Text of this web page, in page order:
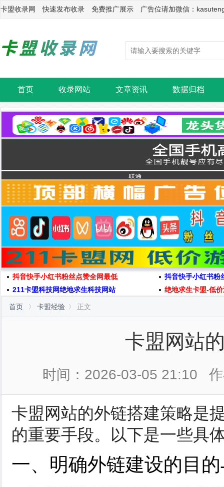
卡盟收录网 快速发布收录 免费推广展示 广告位请加微信：
首页 收录网站 文章资讯 数据归档
抖音快手小红书粉丝点赞全网最低
抖音快手小红书粉
211卡盟科技网绝地求生科技网站
绝地求生卡盟-低
首页 卡盟经验 正文
卡盟网站
时间：2026-03-05 21:10
卡盟网站的外链搭建策略是
的重要手段。以下是一些具
一、明确外链建设的目